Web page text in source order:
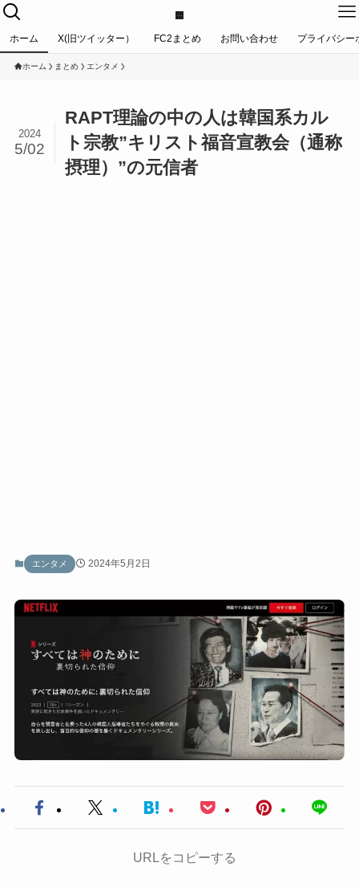
ホーム X(旧ツイッター） FC2まとめ お問い合わせ プライバシー
ホーム まとめ エンタメ
RAPT理論の中の人は韓国系カル
ト宗教”キリスト福音宣教会（通称
摂理）”の元信者
2024
5/02
エンタメ 2024年5月2日
URLをコピーする